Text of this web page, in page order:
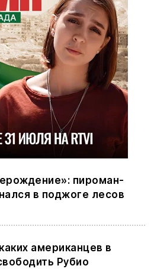
пироман-
в поджоге лесов
американцев в
Рубио